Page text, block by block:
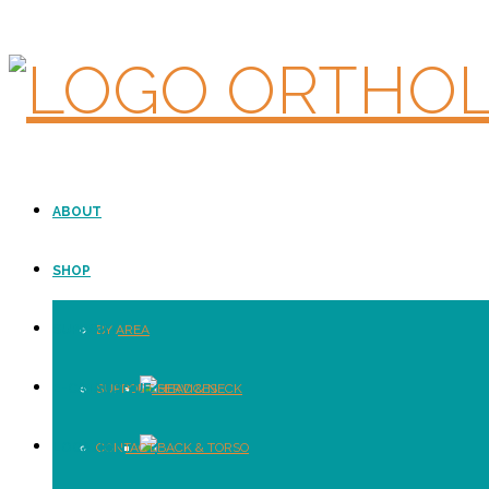
ABOUT
SHOP
BY AREA
HEAD & NECK
BACK & TORSO
SUPPORT
SUPPORT SERVICES
CONTACT
E-CATALOGUE
LOCATION